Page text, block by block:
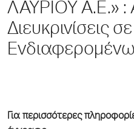
ΛΑΥΡΙΟΥ Α.Ε.» :
Διευκρινίσεις
Για περισσότερες